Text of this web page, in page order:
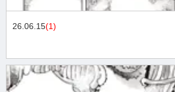
26.06.15(1)